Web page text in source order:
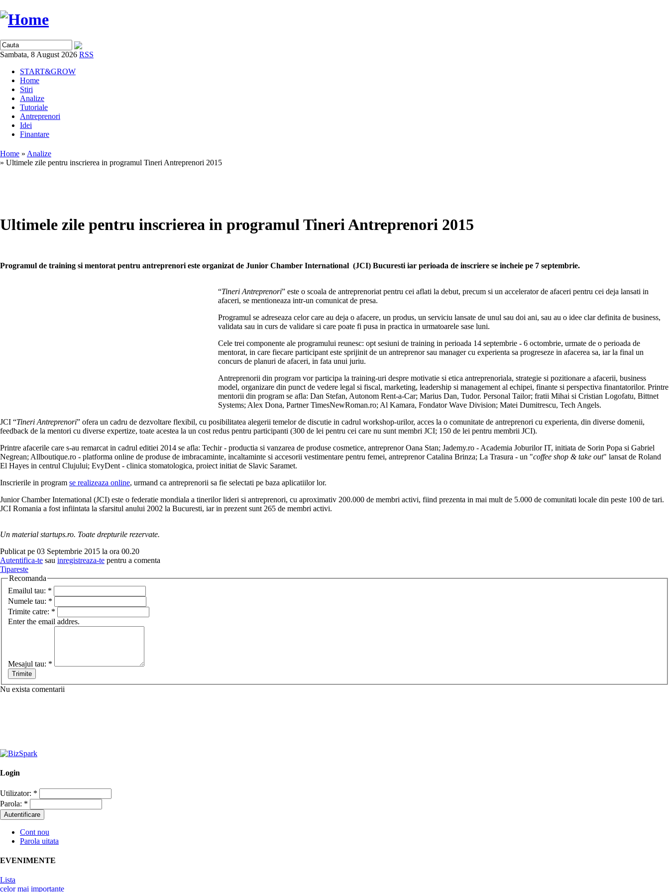
Sambata, 8 August 2026 RSS
START&GROW
Home
Stiri
Analize
Tutoriale
Antreprenori
Idei
Finantare
Home » Analize
» Ultimele zile pentru inscrierea in programul Tineri Antreprenori 2015
Ultimele zile pentru inscrierea in programul Tineri Antreprenori 2015
Programul de training si mentorat pentru antreprenori este organizat de Junior Chamber International (JCI) Bucuresti iar perioada de inscriere se incheie pe 7 septembrie.
“Tineri Antreprenori” este o scoala de antreprenoriat pentru cei aflati la debut, precum si un accelerator de afaceri pentru cei deja lansati in
afaceri, se mentioneaza intr-un comunicat de presa.
Programul se adreseaza celor care au deja o afacere, un produs, un serviciu lansate de unul sau doi ani, sau au o idee clar definita de business,
validata sau in curs de validare si care poate fi pusa in practica in urmatoarele sase luni.
Cele trei componente ale programului reunesc: opt sesiuni de training in perioada 14 septembrie - 6 octombrie, urmate de o perioada de
mentorat, in care fiecare participant este sprijinit de un antreprenor sau manager cu experienta sa progreseze in afacerea sa, iar la final un
concurs de planuri de afaceri, in fata unui juriu.
Antreprenorii din program vor participa la training-uri despre motivatie si etica antreprenoriala, strategie si pozitionare a afacerii, business
model, organizare din punct de vedere legal si fiscal, marketing, leadership si management al echipei, finante si perspectiva finantatorilor. Printre
mentorii din program se afla: Dan Stefan, Autonom Rent-a-Car; Marius Dan, Tudor. Personal Tailor; fratii Mihai si Cristian Logofatu, Bittnet
Systems; Alex Dona, Partner TimesNewRoman.ro; Al Kamara, Fondator Wave Division; Matei Dumitrescu, Tech Angels.
JCI “Tineri Antreprenori” ofera un cadru de dezvoltare flexibil, cu posibilitatea alegerii temelor de discutie in cadrul workshop-urilor, acces la o comunitate de antreprenori cu experienta, din diverse domenii,
feedback de la mentori cu diverse expertize, toate acestea la un cost redus pentru participanti (300 de lei pentru cei care nu sunt membri JCI; 150 de lei pentru membrii JCI).
Printre afacerile care s-au remarcat in cadrul editiei 2014 se afla: Techir - productia si vanzarea de produse cosmetice, antreprenor Oana Stan; Jademy.ro - Academia Joburilor IT, initiata de Sorin Popa si Gabriel
Negrean; Allboutique.ro - platforma online de produse de imbracaminte, incaltaminte si accesorii vestimentare pentru femei, antreprenor Catalina Brinza; La Trasura - un "coffee shop & take out" lansat de Roland
El Hayes in centrul Clujului; EvyDent - clinica stomatologica, proiect initiat de Slavic Saramet.
Inscrierile in program se realizeaza online, urmand ca antreprenorii sa fie selectati pe baza aplicatiilor lor.
Junior Chamber International (JCI) este o federatie mondiala a tinerilor lideri si antreprenori, cu aproximativ 200.000 de membri activi, fiind prezenta in mai mult de 5.000 de comunitati locale din peste 100 de tari.
JCI Romania a fost infiintata la sfarsitul anului 2002 la Bucuresti, iar in prezent sunt 265 de membri activi.
Un material startups.ro. Toate drepturile rezervate.
Publicat pe 03 Septembrie 2015 la ora 00.20
Autentifica-te sau inregistreaza-te pentru a comenta
Tipareste
Recomanda
Emailul tau: *
Numele tau: *
Trimite catre: *
Enter the email addres.
Mesajul tau: *
Nu exista comentarii
Login
Utilizator: *
Parola: *
Cont nou
Parola uitata
EVENIMENTE
Lista
celor mai importante